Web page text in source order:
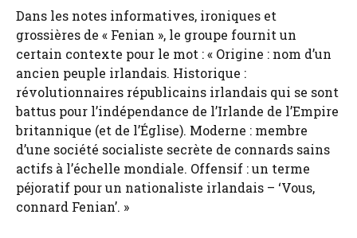
Dans les notes informatives, ironiques et
grossières de « Fenian », le groupe fournit un
certain contexte pour le mot : « Origine : nom d’un
ancien peuple irlandais. Historique :
révolutionnaires républicains irlandais qui se sont
battus pour l’indépendance de l’Irlande de l’Empire
britannique (et de l’Église). Moderne : membre
d’une société socialiste secrète de connards sains
actifs à l’échelle mondiale. Offensif : un terme
péjoratif pour un nationaliste irlandais – ‘Vous,
connard Fenian’. »